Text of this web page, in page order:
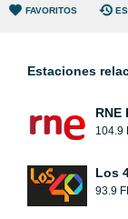
FAVORITOS
Estaciones
RNE
104.9
Los
93.9